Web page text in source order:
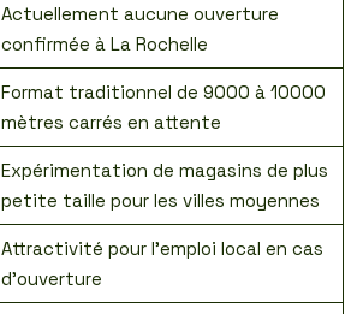
Actuellement aucune ouverture
confirmée à La Rochelle
Format traditionnel de 9000 à 10000
mètres carrés en attente
Expérimentation de magasins de plus
petite taille pour les villes moyennes
Attractivité pour l’emploi local en cas
d’ouverture